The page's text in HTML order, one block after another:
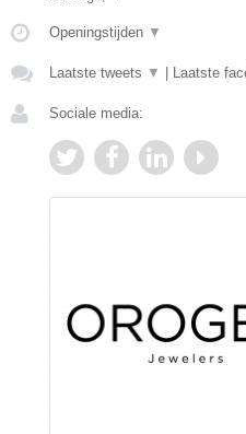
Openingstijden ▼
Laatste tweets ▼ Laatste
Sociale media: